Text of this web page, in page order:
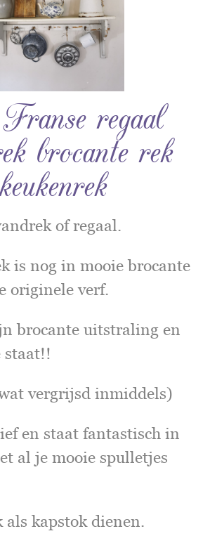
regaal
brocante rek
of regaal.
is nog in mooie brocante
originele verf.
brocante uitstraling en
staat!!
vergrijsd inmiddels)
en staat fantastisch in
al je mooie spulletjes
als kapstok dienen.